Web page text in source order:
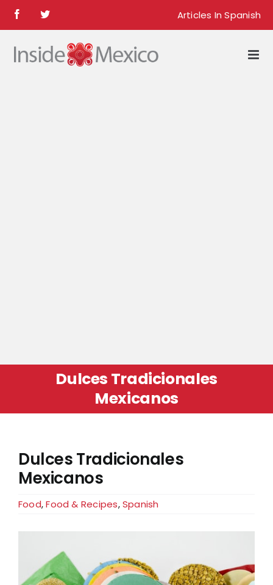
content
FacebookTwitter Articles In Spanish
Dulces Tradicionales
Mexicanos
Dulces Tradicionales
Mexicanos
Food,Food & Recipes,Spanish
Image